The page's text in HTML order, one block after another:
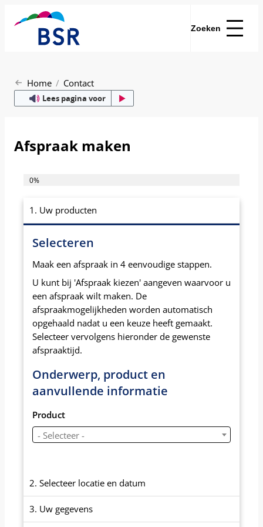
Zoeken
Home Contact
Lees pagina voor
Afspraak maken
0%
1. Uw producten
Selecteren
Maak een afspraak in 4 eenvoudige stappen.
U kunt bij 'Afspraak kiezen' aangeven waarvoor u
een afspraak wilt maken. De
afspraakmogelijkheden worden automatisch
opgehaald nadat u een keuze heeft gemaakt.
Selecteer vervolgens hieronder de gewenste
afspraaktijd.
Onderwerp, product en
aanvullende informatie
Product
- Selecteer -
2. Selecteer locatie en datum
3. Uw gegevens